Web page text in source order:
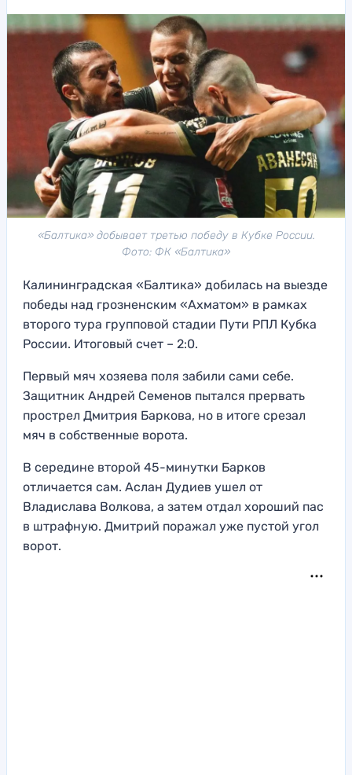
«Балтика» добывает третью победу в Кубке России.
Фото: ФК «Балтика»
Калининградская «Балтика» добилась на выезде
победы над грозненским «Ахматом» в рамках
второго тура групповой стадии Пути РПЛ Кубка
России. Итоговый счет – 2:0.
Первый мяч хозяева поля забили сами себе.
Защитник Андрей Семенов пытался прервать
прострел Дмитрия Баркова, но в итоге срезал
мяч в собственные ворота.
В середине второй 45-минутки Барков
отличается сам. Аслан Дудиев ушел от
Владислава Волкова, а затем отдал хороший пас
в штрафную. Дмитрий поражал уже пустой угол
ворот.